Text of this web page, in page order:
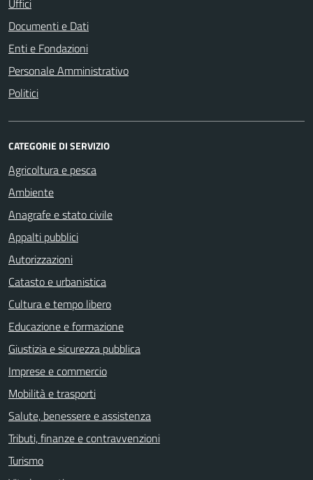
Uffici
Documenti e Dati
Enti e Fondazioni
Personale Amministrativo
Politici
CATEGORIE DI SERVIZIO
Agricoltura e pesca
Ambiente
Anagrafe e stato civile
Appalti pubblici
Autorizzazioni
Catasto e urbanistica
Cultura e tempo libero
Educazione e formazione
Giustizia e sicurezza pubblica
Imprese e commercio
Mobilità e trasporti
Salute, benessere e assistenza
Tributi, finanze e contravvenzioni
Turismo